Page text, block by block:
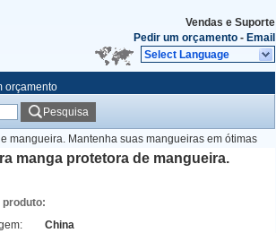
Vendas e Suporte
Pedir um orçamento - Email
Select Language
orçamento
Pesquisa
mangueira. Mantenha suas mangueiras em ótimas
manga protetora de mangueira.
produto:
China